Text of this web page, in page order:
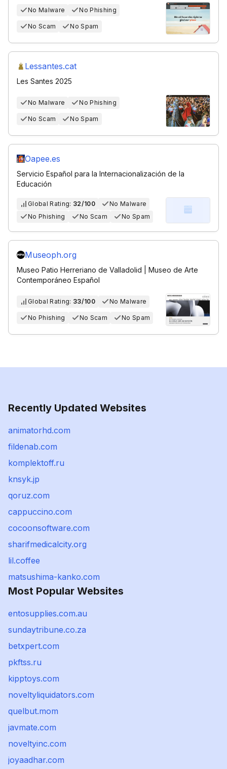
No Malware No Phishing
No Scam No Spam
Lessantes.cat
Les Santes 2025
No Malware No Phishing
No Scam No Spam
Oapee.es
Servicio Español para la Internacionalización de la
Educación
Global Rating: 32/100
No Malware
No Phishing
No Scam No Spam
Museoph.org
Museo Patio Herreriano de Valladolid | Museo de Arte
Contemporáneo Español
Global Rating: 33/100 No Malware
No Phishing No Scam No Spam
Recently Updated Websites
animatorhd.com
fildenab.com
komplektoff.ru
knsyk.jp
qoruz.com
cappuccino.com
cocoonsoftware.com
sharifmedicalcity.org
lil.coffee
matsushima-kanko.com
Most Popular Websites
entosupplies.com.au
sundaytribune.co.za
betxpert.com
pkftss.ru
kipptoys.com
noveltyliquidators.com
quelbut.mom
javmate.com
noveltyinc.com
joyaadhar.com